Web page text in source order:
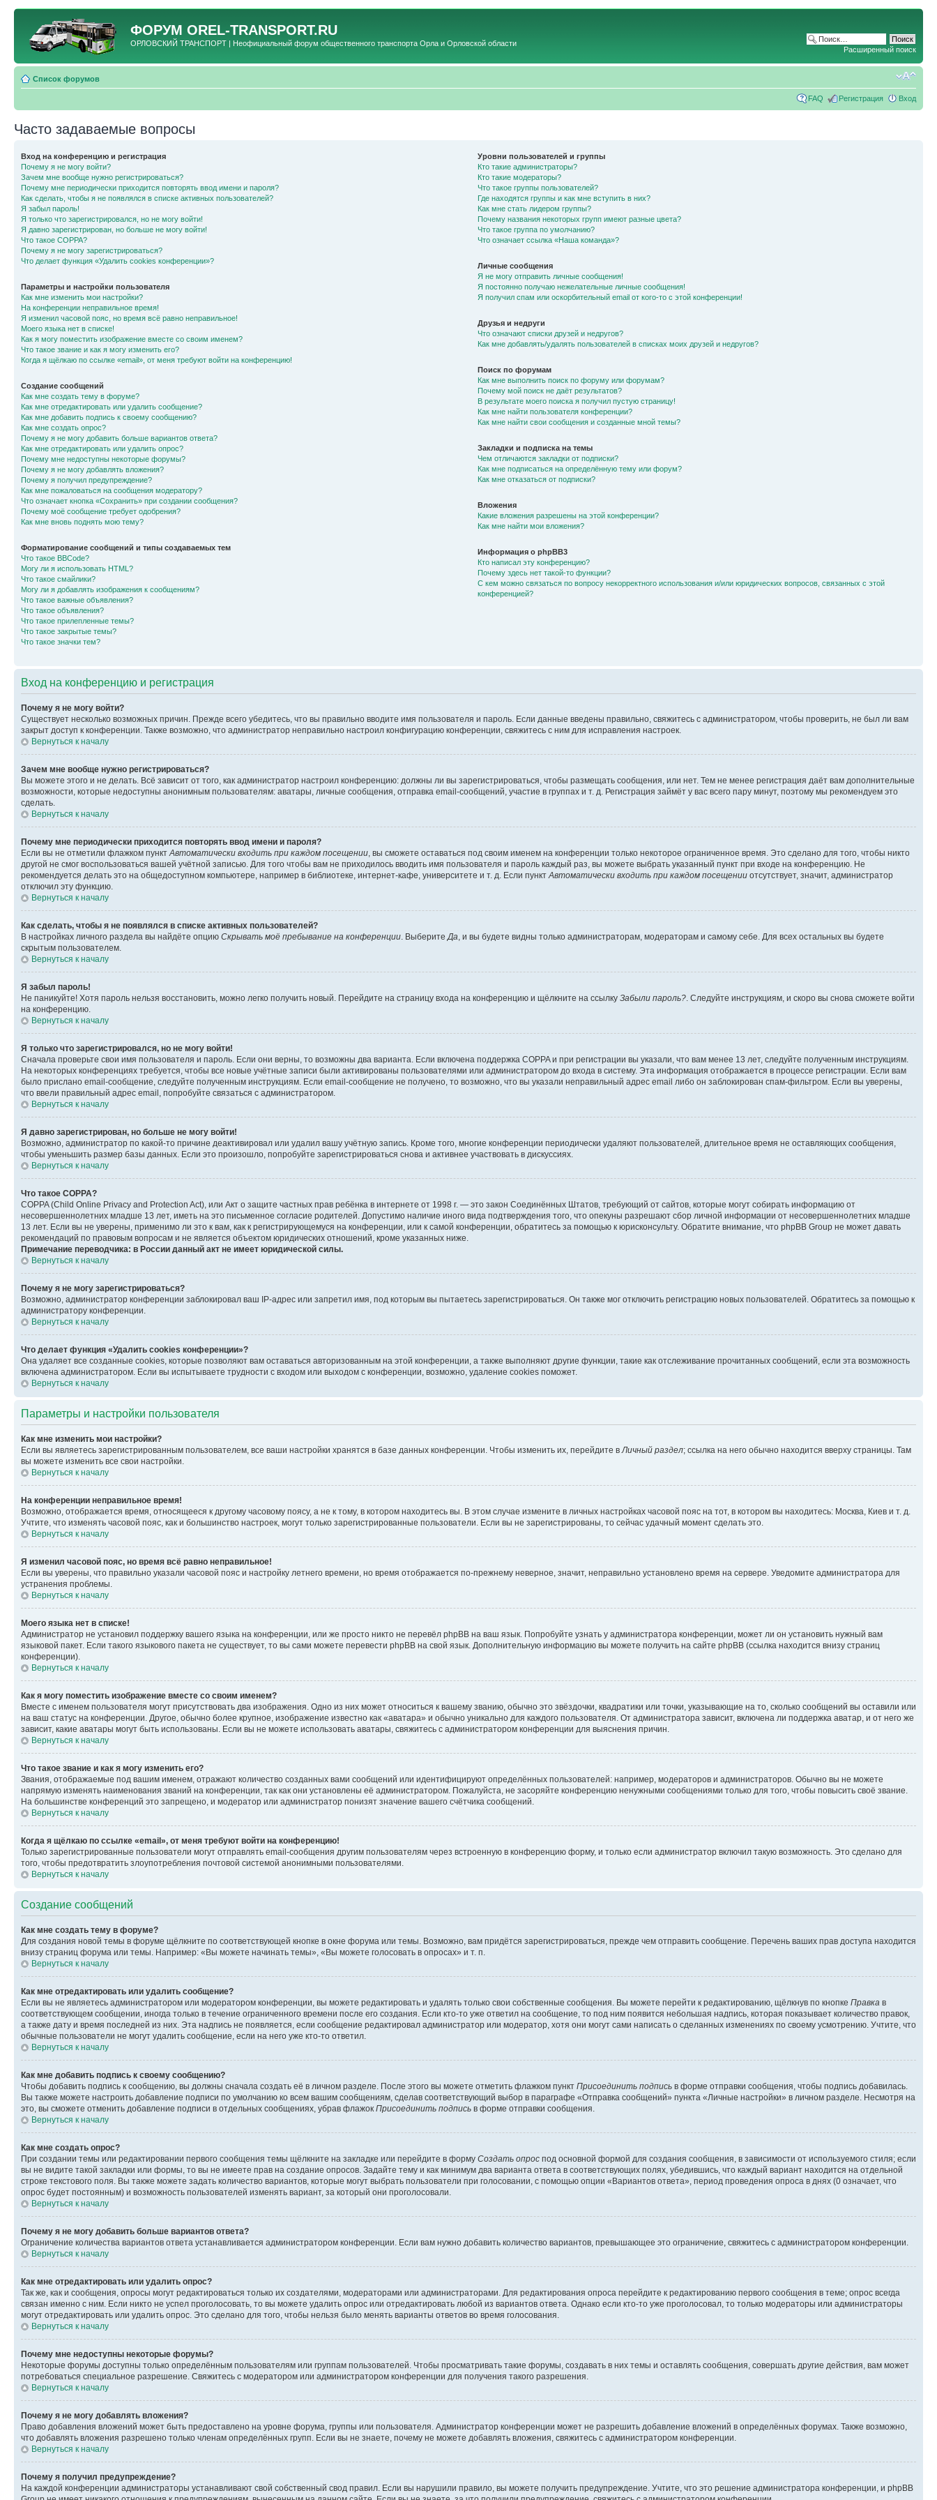
ФОРУМ OREL-TRANSPORT.RU
ОРЛОВСКИЙ ТРАНСПОРТ | Неофициальный форум общественного транспорта Орла и Орловской области
Расширенный поиск
Список форумов
FAQ Регистрация Вход
Часто задаваемые вопросы
Вход на конференцию и регистрация
Почему я не могу войти?
Зачем мне вообще нужно регистрироваться?
Почему мне периодически приходится повторять ввод имени и пароля?
Как сделать, чтобы я не появлялся в списке активных пользователей?
Я забыл пароль!
Я только что зарегистрировался, но не могу войти!
Я давно зарегистрирован, но больше не могу войти!
Что такое COPPA?
Почему я не могу зарегистрироваться?
Что делает функция «Удалить cookies конференции»?
Параметры и настройки пользователя
Как мне изменить мои настройки?
На конференции неправильное время!
Я изменил часовой пояс, но время всё равно неправильное!
Моего языка нет в списке!
Как я могу поместить изображение вместе со своим именем?
Что такое звание и как я могу изменить его?
Когда я щёлкаю по ссылке «email», от меня требуют войти на конференцию!
Создание сообщений
Как мне создать тему в форуме?
Как мне отредактировать или удалить сообщение?
Как мне добавить подпись к своему сообщению?
Как мне создать опрос?
Почему я не могу добавить больше вариантов ответа?
Как мне отредактировать или удалить опрос?
Почему мне недоступны некоторые форумы?
Почему я не могу добавлять вложения?
Почему я получил предупреждение?
Как мне пожаловаться на сообщения модератору?
Что означает кнопка «Сохранить» при создании сообщения?
Почему моё сообщение требует одобрения?
Как мне вновь поднять мою тему?
Форматирование сообщений и типы создаваемых тем
Что такое BBCode?
Могу ли я использовать HTML?
Что такое смайлики?
Могу ли я добавлять изображения к сообщениям?
Что такое важные объявления?
Что такое объявления?
Что такое прилепленные темы?
Что такое закрытые темы?
Что такое значки тем?
Уровни пользователей и группы
Кто такие администраторы?
Кто такие модераторы?
Что такое группы пользователей?
Где находятся группы и как мне вступить в них?
Как мне стать лидером группы?
Почему названия некоторых групп имеют разные цвета?
Что такое группа по умолчанию?
Что означает ссылка «Наша команда»?
Личные сообщения
Я не могу отправить личные сообщения!
Я постоянно получаю нежелательные личные сообщения!
Я получил спам или оскорбительный email от кого-то с этой конференции!
Друзья и недруги
Что означают списки друзей и недругов?
Как мне добавлять/удалять пользователей в списках моих друзей и недругов?
Поиск по форумам
Как мне выполнить поиск по форуму или форумам?
Почему мой поиск не даёт результатов?
В результате моего поиска я получил пустую страницу!
Как мне найти пользователя конференции?
Как мне найти свои сообщения и созданные мной темы?
Закладки и подписка на темы
Чем отличаются закладки от подписки?
Как мне подписаться на определённую тему или форум?
Как мне отказаться от подписки?
Вложения
Какие вложения разрешены на этой конференции?
Как мне найти мои вложения?
Информация о phpBB3
Кто написал эту конференцию?
Почему здесь нет такой-то функции?
С кем можно связаться по вопросу некорректного использования и/или юридических вопросов, связанных с этой
конференцией?
Вход на конференцию и регистрация
Почему я не могу войти?
Существует несколько возможных причин. Прежде всего убедитесь, что вы правильно вводите имя пользователя и пароль. Если данные введены правильно, свяжитесь с администратором, чтобы проверить, не был ли вам
закрыт доступ к конференции. Также возможно, что администратор неправильно настроил конфигурацию конференции, свяжитесь с ним для исправления настроек.
Вернуться к началу
Зачем мне вообще нужно регистрироваться?
Вы можете этого и не делать. Всё зависит от того, как администратор настроил конференцию: должны ли вы зарегистрироваться, чтобы размещать сообщения, или нет. Тем не менее регистрация даёт вам дополнительные
возможности, которые недоступны анонимным пользователям: аватары, личные сообщения, отправка email-сообщений, участие в группах и т. д. Регистрация займёт у вас всего пару минут, поэтому мы рекомендуем это
сделать.
Вернуться к началу
Почему мне периодически приходится повторять ввод имени и пароля?
Если вы не отметили флажком пункт Автоматически входить при каждом посещении , вы сможете оставаться под своим именем на конференции только некоторое ограниченное время. Это сделано для того, чтобы никто
другой не смог воспользоваться вашей учётной записью. Для того чтобы вам не приходилось вводить имя пользователя и пароль каждый раз, вы можете выбрать указанный пункт при входе на конференцию. Не
рекомендуется делать это на общедоступном компьютере, например в библиотеке, интернет-кафе, университете и т. д. Если пункт Автоматически входить при каждом посещении отсутствует, значит, администратор
отключил эту функцию.
Вернуться к началу
Как сделать, чтобы я не появлялся в списке активных пользователей?
В настройках личного раздела вы найдёте опцию Скрывать моё пребывание на конференции . Выберите Да , и вы будете видны только администраторам, модераторам и самому себе. Для всех остальных вы будете
скрытым пользователем.
Вернуться к началу
Я забыл пароль!
Не паникуйте! Хотя пароль нельзя восстановить, можно легко получить новый. Перейдите на страницу входа на конференцию и щёлкните на ссылку Забыли пароль? . Следуйте инструкциям, и скоро вы снова сможете войти
на конференцию.
Вернуться к началу
Я только что зарегистрировался, но не могу войти!
Сначала проверьте свои имя пользователя и пароль. Если они верны, то возможны два варианта. Если включена поддержка COPPA и при регистрации вы указали, что вам менее 13 лет, следуйте полученным инструкциям.
На некоторых конференциях требуется, чтобы все новые учётные записи были активированы пользователями или администратором до входа в систему. Эта информация отображается в процессе регистрации. Если вам
было прислано email-сообщение, следуйте полученным инструкциям. Если email-сообщение не получено, то возможно, что вы указали неправильный адрес email либо он заблокирован спам-фильтром. Если вы уверены,
что ввели правильный адрес email, попробуйте связаться с администратором.
Вернуться к началу
Я давно зарегистрирован, но больше не могу войти!
Возможно, администратор по какой-то причине деактивировал или удалил вашу учётную запись. Кроме того, многие конференции периодически удаляют пользователей, длительное время не оставляющих сообщения,
чтобы уменьшить размер базы данных. Если это произошло, попробуйте зарегистрироваться снова и активнее участвовать в дискуссиях.
Вернуться к началу
Что такое COPPA?
COPPA (Child Online Privacy and Protection Act), или Акт о защите частных прав ребёнка в интернете от 1998 г. — это закон Соединённых Штатов, требующий от сайтов, которые могут собирать информацию от
несовершеннолетних младше 13 лет, иметь на это письменное согласие родителей. Допустимо наличие иного вида подтверждения того, что опекуны разрешают сбор личной информации от несовершеннолетних младше
13 лет. Если вы не уверены, применимо ли это к вам, как к регистрирующемуся на конференции, или к самой конференции, обратитесь за помощью к юрисконсульту. Обратите внимание, что phpBB Group не может давать
рекомендаций по правовым вопросам и не является объектом юридических отношений, кроме указанных ниже.
Примечание переводчика: в России данный акт не имеет юридической силы.
Вернуться к началу
Почему я не могу зарегистрироваться?
Возможно, администратор конференции заблокировал ваш IP-адрес или запретил имя, под которым вы пытаетесь зарегистрироваться. Он также мог отключить регистрацию новых пользователей. Обратитесь за помощью к
администратору конференции.
Вернуться к началу
Что делает функция «Удалить cookies конференции»?
Она удаляет все созданные cookies, которые позволяют вам оставаться авторизованным на этой конференции, а также выполняют другие функции, такие как отслеживание прочитанных сообщений, если эта возможность
включена администратором. Если вы испытываете трудности с входом или выходом с конференции, возможно, удаление cookies поможет.
Вернуться к началу
Параметры и настройки пользователя
Как мне изменить мои настройки?
Если вы являетесь зарегистрированным пользователем, все ваши настройки хранятся в базе данных конференции. Чтобы изменить их, перейдите в Личный раздел; ссылка на него обычно находится вверху страницы. Там
вы можете изменить все свои настройки.
Вернуться к началу
На конференции неправильное время!
Возможно, отображается время, относящееся к другому часовому поясу, а не к тому, в котором находитесь вы. В этом случае измените в личных настройках часовой пояс на тот, в котором вы находитесь: Москва, Киев и т. д.
Учтите, что изменять часовой пояс, как и большинство настроек, могут только зарегистрированные пользователи. Если вы не зарегистрированы, то сейчас удачный момент сделать это.
Вернуться к началу
Я изменил часовой пояс, но время всё равно неправильное!
Если вы уверены, что правильно указали часовой пояс и настройку летнего времени, но время отображается по-прежнему неверное, значит, неправильно установлено время на сервере. Уведомите администратора для
устранения проблемы.
Вернуться к началу
Моего языка нет в списке!
Администратор не установил поддержку вашего языка на конференции, или же просто никто не перевёл phpBB на ваш язык. Попробуйте узнать у администратора конференции, может ли он установить нужный вам
языковой пакет. Если такого языкового пакета не существует, то вы сами можете перевести phpBB на свой язык. Дополнительную информацию вы можете получить на сайте phpBB (ссылка находится внизу страниц
конференции).
Вернуться к началу
Как я могу поместить изображение вместе со своим именем?
Вместе с именем пользователя могут присутствовать два изображения. Одно из них может относиться к вашему званию, обычно это звёздочки, квадратики или точки, указывающие на то, сколько сообщений вы оставили или
на ваш статус на конференции. Другое, обычно более крупное, изображение известно как «аватара» и обычно уникально для каждого пользователя. От администратора зависит, включена ли поддержка аватар, и от него же
зависит, какие аватары могут быть использованы. Если вы не можете использовать аватары, свяжитесь с администратором конференции для выяснения причин.
Вернуться к началу
Что такое звание и как я могу изменить его?
Звания, отображаемые под вашим именем, отражают количество созданных вами сообщений или идентифицируют определённых пользователей: например, модераторов и администраторов. Обычно вы не можете
напрямую изменять наименования званий на конференции, так как они установлены её администратором. Пожалуйста, не засоряйте конференцию ненужными сообщениями только для того, чтобы повысить своё звание.
На большинстве конференций это запрещено, и модератор или администратор понизят значение вашего счётчика сообщений.
Вернуться к началу
Когда я щёлкаю по ссылке «email», от меня требуют войти на конференцию!
Только зарегистрированные пользователи могут отправлять email-сообщения другим пользователям через встроенную в конференцию форму, и только если администратор включил такую возможность. Это сделано для
того, чтобы предотвратить злоупотребления почтовой системой анонимными пользователями.
Вернуться к началу
Создание сообщений
Как мне создать тему в форуме?
Для создания новой темы в форуме щёлкните по соответствующей кнопке в окне форума или темы. Возможно, вам придётся зарегистрироваться, прежде чем отправить сообщение. Перечень ваших прав доступа находится
внизу страниц форума или темы. Например: «Вы можете начинать темы», «Вы можете голосовать в опросах» и т. п.
Вернуться к началу
Как мне отредактировать или удалить сообщение?
Если вы не являетесь администратором или модератором конференции, вы можете редактировать и удалять только свои собственные сообщения. Вы можете перейти к редактированию, щёлкнув по кнопке Правка в
соответствующем сообщении, иногда только в течение ограниченного времени после его создания. Если кто-то уже ответил на сообщение, то под ним появится небольшая надпись, которая показывает количество правок,
а также дату и время последней из них. Эта надпись не появляется, если сообщение редактировал администратор или модератор, хотя они могут сами написать о сделанных изменениях по своему усмотрению. Учтите, что
обычные пользователи не могут удалить сообщение, если на него уже кто-то ответил.
Вернуться к началу
Как мне добавить подпись к своему сообщению?
Чтобы добавить подпись к сообщению, вы должны сначала создать её в личном разделе. После этого вы можете отметить флажком пункт Присоединить подпись в форме отправки сообщения, чтобы подпись добавилась.
Вы также можете настроить добавление подписи по умолчанию ко всем вашим сообщениям, сделав соответствующий выбор в параграфе «Отправка сообщений» пункта «Личные настройки» в личном разделе. Несмотря на
это, вы сможете отменить добавление подписи в отдельных сообщениях, убрав флажок Присоединить подпись в форме отправки сообщения.
Вернуться к началу
Как мне создать опрос?
При создании темы или редактировании первого сообщения темы щёлкните на закладке или перейдите в форму Создать опрос под основной формой для создания сообщения, в зависимости от используемого стиля; если
вы не видите такой закладки или формы, то вы не имеете прав на создание опросов. Задайте тему и как минимум два варианта ответа в соответствующих полях, убедившись, что каждый вариант находится на отдельной
строке текстового поля. Вы также можете задать количество вариантов, которые могут выбрать пользователи при голосовании, с помощью опции «Вариантов ответа», период проведения опроса в днях (0 означает, что
опрос будет постоянным) и возможность пользователей изменять вариант, за который они проголосовали.
Вернуться к началу
Почему я не могу добавить больше вариантов ответа?
Ограничение количества вариантов ответа устанавливается администратором конференции. Если вам нужно добавить количество вариантов, превышающее это ограничение, свяжитесь с администратором конференции.
Вернуться к началу
Как мне отредактировать или удалить опрос?
Так же, как и сообщения, опросы могут редактироваться только их создателями, модераторами или администраторами. Для редактирования опроса перейдите к редактированию первого сообщения в теме; опрос всегда
связан именно с ним. Если никто не успел проголосовать, то вы можете удалить опрос или отредактировать любой из вариантов ответа. Однако если кто-то уже проголосовал, то только модераторы или администраторы
могут отредактировать или удалить опрос. Это сделано для того, чтобы нельзя было менять варианты ответов во время голосования.
Вернуться к началу
Почему мне недоступны некоторые форумы?
Некоторые форумы доступны только определённым пользователям или группам пользователей. Чтобы просматривать такие форумы, создавать в них темы и оставлять сообщения, совершать другие действия, вам может
потребоваться специальное разрешение. Свяжитесь с модератором или администратором конференции для получения такого разрешения.
Вернуться к началу
Почему я не могу добавлять вложения?
Право добавления вложений может быть предоставлено на уровне форума, группы или пользователя. Администратор конференции может не разрешить добавление вложений в определённых форумах. Также возможно,
что добавлять вложения разрешено только членам определённых групп. Если вы не знаете, почему не можете добавлять вложения, свяжитесь с администратором конференции.
Вернуться к началу
Почему я получил предупреждение?
На каждой конференции администраторы устанавливают свой собственный свод правил. Если вы нарушили правило, вы можете получить предупреждение. Учтите, что это решение администратора конференции, и phpBB